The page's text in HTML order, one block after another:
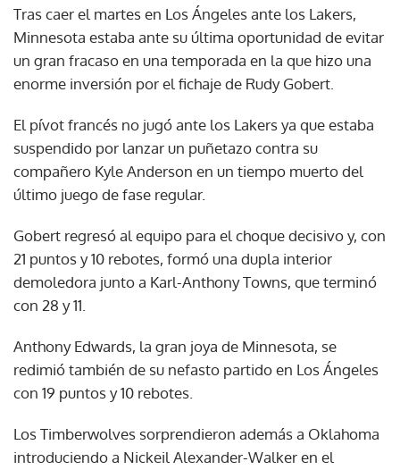
Tras caer el martes en Los Ángeles ante los Lakers,
Minnesota estaba ante su última oportunidad de evitar
un gran fracaso en una temporada en la que hizo una
enorme inversión por el fichaje de Rudy Gobert.
El pívot francés no jugó ante los Lakers ya que estaba
suspendido por lanzar un puñetazo contra su
compañero Kyle Anderson en un tiempo muerto del
último juego de fase regular.
Gobert regresó al equipo para el choque decisivo y, con
21 puntos y 10 rebotes, formó una dupla interior
demoledora junto a Karl-Anthony Towns, que terminó
con 28 y 11.
Anthony Edwards, la gran joya de Minnesota, se
redimió también de su nefasto partido en Los Ángeles
con 19 puntos y 10 rebotes.
Los Timberwolves sorprendieron además a Oklahoma
introduciendo a Nickeil Alexander-Walker en el